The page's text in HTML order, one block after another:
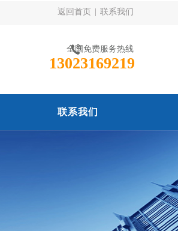
返回首页 联系我们
全国免费服务热线
13023169219
联系我们